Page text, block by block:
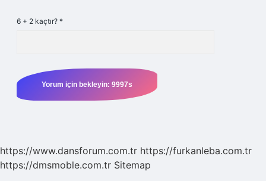
6 + 2 kaçtır? *
https://www.dansforum.com.tr https://furkanleba.com.tr
https://dmsmoble.com.tr Sitemap